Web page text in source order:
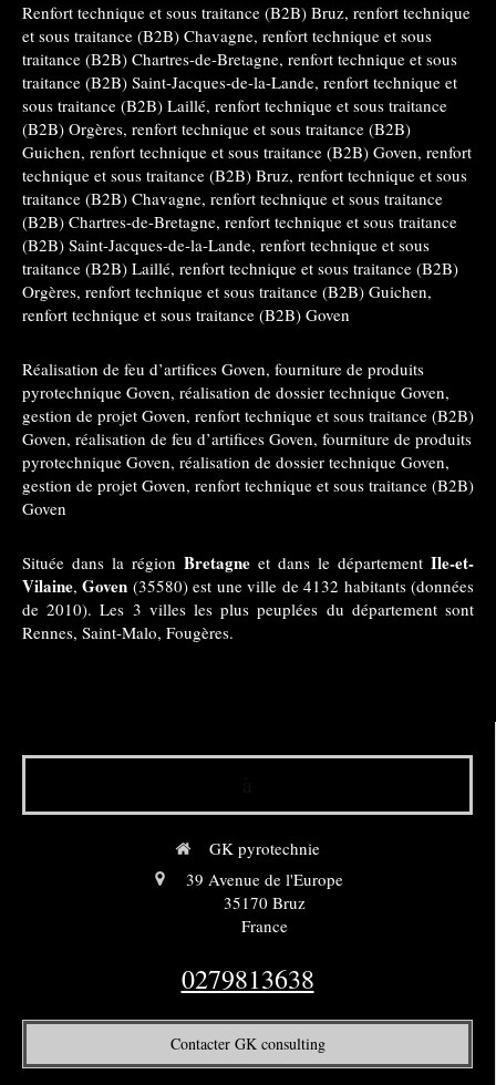
Renfort technique et sous traitance (B2B) Bruz, renfort technique
et sous traitance (B2B) Chavagne, renfort technique et sous
traitance (B2B) Chartres-de-Bretagne, renfort technique et sous
traitance (B2B) Saint-Jacques-de-la-Lande, renfort technique et
sous traitance (B2B) Laillé, renfort technique et sous traitance
(B2B) Orgères, renfort technique et sous traitance (B2B)
Guichen, renfort technique et sous traitance (B2B) Goven, renfort
technique et sous traitance (B2B) Bruz, renfort technique et sous
traitance (B2B) Chavagne, renfort technique et sous traitance
(B2B) Chartres-de-Bretagne, renfort technique et sous traitance
(B2B) Saint-Jacques-de-la-Lande, renfort technique et sous
traitance (B2B) Laillé, renfort technique et sous traitance (B2B)
Orgères, renfort technique et sous traitance (B2B) Guichen,
renfort technique et sous traitance (B2B) Goven
Réalisation de feu d’artifices Goven, fourniture de produits
pyrotechnique Goven, réalisation de dossier technique Goven,
gestion de projet Goven, renfort technique et sous traitance (B2B)
Goven, réalisation de feu d’artifices Goven, fourniture de produits
pyrotechnique Goven, réalisation de dossier technique Goven,
gestion de projet Goven, renfort technique et sous traitance (B2B)
Goven
Située dans la région Bretagne et dans le département Ile-et-
Vilaine,Goven (35580) est une ville de 4132 habitants (données
de 2010). Les 3 villes les plus peuplées du département sont
Rennes, Saint-Malo, Fougères.
GK pyrotechnie
39 Avenue de l'Europe
35170 Bruz
France
0279813638
Contacter GK consulting